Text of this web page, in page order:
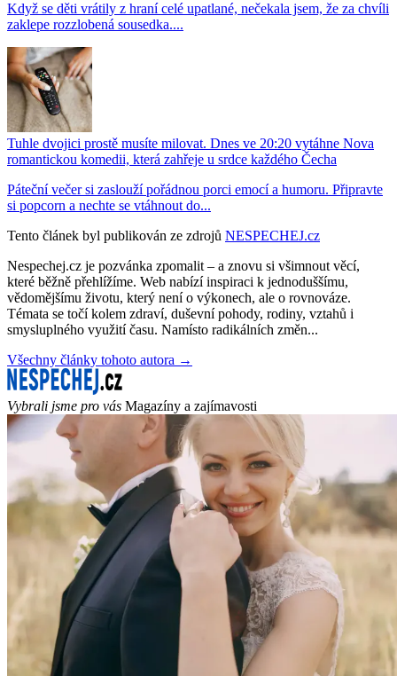
Když se děti vrátily z hraní celé upatlané, nečekala jsem, že za chvíli
zaklepe rozzlobená sousedka....
Tuhle dvojici prostě musíte milovat. Dnes ve 20:20 vytáhne Nova
romantickou komedii, která zahřeje u srdce každého Čecha
Páteční večer si zaslouží pořádnou porci emocí a humoru. Připravte
si popcorn a nechte se vtáhnout do...
Tento článek byl publikován ze zdrojů NESPECHEJ.cz
Nespechej.cz je pozvánka zpomalit – a znovu si všimnout věcí,
které běžně přehlížíme. Web nabízí inspiraci k jednoduššímu,
vědomějšímu životu, který není o výkonech, ale o rovnováze.
Témata se točí kolem zdraví, duševní pohody, rodiny, vztahů i
smysluplného využití času. Namísto radikálních změn...
Všechny články tohoto autora →
Vybrali jsme pro vás Magazíny a zajímavosti